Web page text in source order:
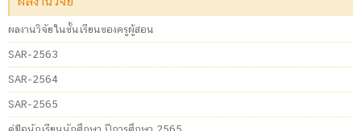
ผลงานวิจัยในชั้นเรียนของครูผู้สอน
SAR-2563
SAR-2564
SAR-2565